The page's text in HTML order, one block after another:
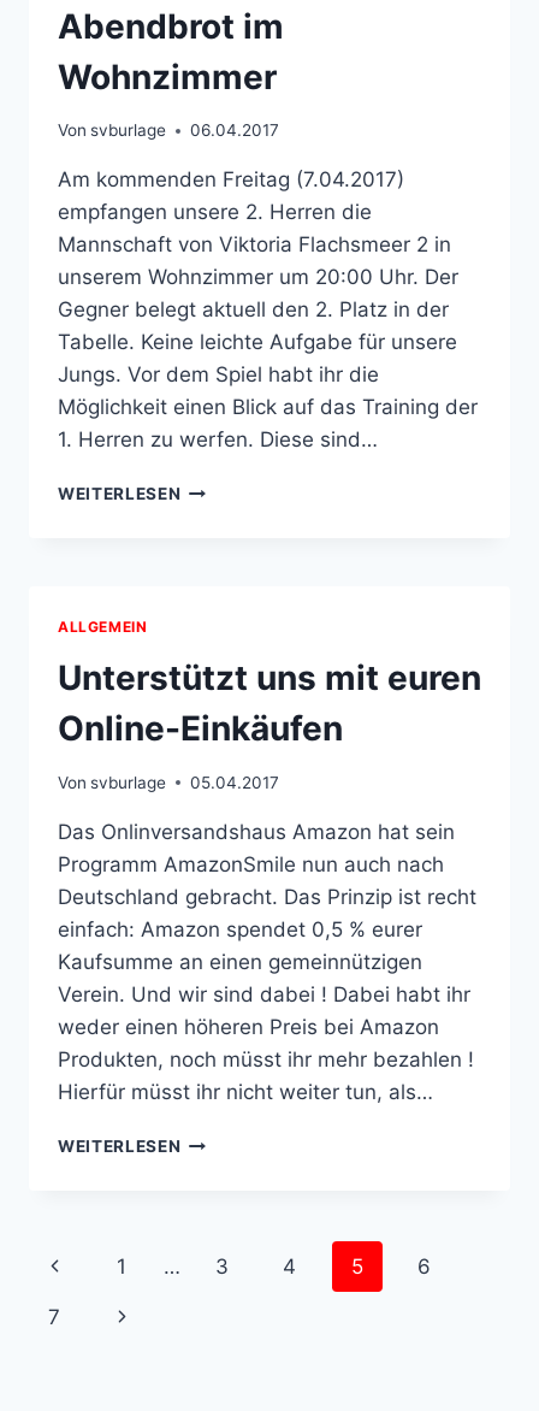
Abendbrot im
Wohnzimmer
Von svburlage 06.04.2017
Am kommenden Freitag (7.04.2017)
empfangen unsere 2. Herren die
Mannschaft von Viktoria Flachsmeer 2 in
unserem Wohnzimmer um 20:00 Uhr. Der
Gegner belegt aktuell den 2. Platz in der
Tabelle. Keine leichte Aufgabe für unsere
Jungs. Vor dem Spiel habt ihr die
Möglichkeit einen Blick auf das Training der
1. Herren zu werfen. Diese sind…
WEITERLESEN ABENDBROT
ALLGEMEIN
Unterstützt uns mit euren
Online-Einkäufen
Von svburlage 05.04.2017
Das Onlinversandshaus Amazon hat sein
Programm AmazonSmile nun auch nach
Deutschland gebracht. Das Prinzip ist recht
einfach: Amazon spendet 0,5 % eurer
Kaufsumme an einen gemeinnützigen
Verein. Und wir sind dabei ! Dabei habt ihr
weder einen höheren Preis bei Amazon
Produkten, noch müsst ihr mehr bezahlen !
Hierfür müsst ihr nicht weiter tun, als…
WEITERLESEN UNTERSTÜTZT
EINKÄUFEN
Seitennavigation
Vorherige
Seite
1 … 3 4 5 6
7
Nächste